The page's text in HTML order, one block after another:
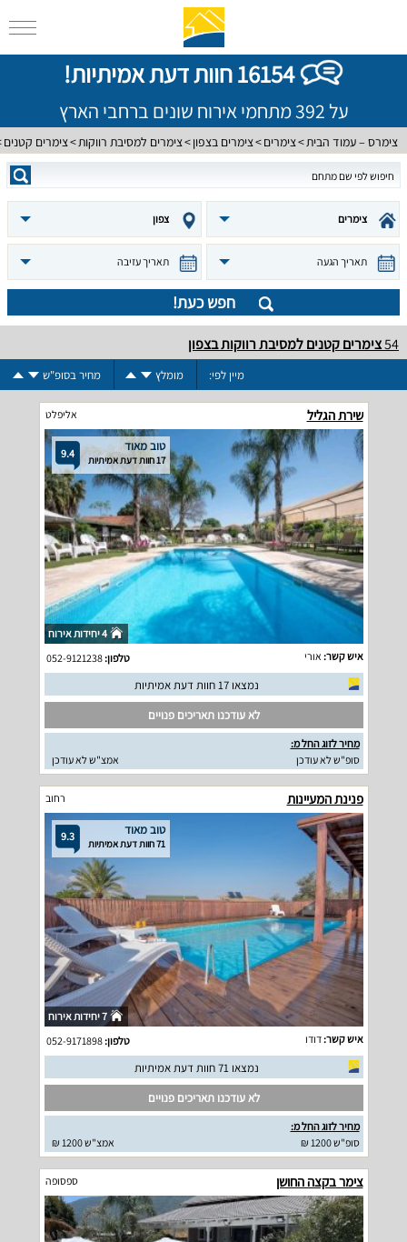
16154 חוות דעת אמיתיות!
על 392 מתחמי אירוח שונים ברחבי הארץ
צימרס – עמוד הבית צימרים צימרים בצפון צימרים למסיבת רווקות צימרים קטנים
צימרים צפון
תאריך הגעה תאריך עזיבה
חפש כעת!
54צימרים קטנים למסיבת רווקות בצפון
מיין לפי: מומלץ מחיר בסופ"ש
שירת הגליל אליפלט
9.4 טוב מאוד
17 חוות דעת אמיתיות
4 יחידות אירוח
איש קשר: אורי טלפון:052-9121238
נמצאו 17 חוות דעת אמיתיות
לא עודכנו תאריכים פנויים
מחיר לזוג החל מ:
סופ"ש לא עודכן
אמצ"ש לא עודכן
פנינת המעיינות רחוב
9.3 טוב מאוד
71 חוות דעת אמיתיות
7 יחידות אירוח
איש קשר:דודו טלפון:052-9171898
נמצאו 71 חוות דעת אמיתיות
לא עודכנו תאריכים פנויים
מחיר לזוג החל מ:
סופ"ש 1200 ₪
אמצ"ש 1200 ₪
צימר בקצה החושן ספסופה